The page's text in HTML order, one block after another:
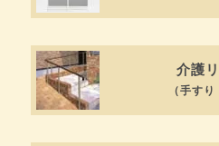
介護
（手す